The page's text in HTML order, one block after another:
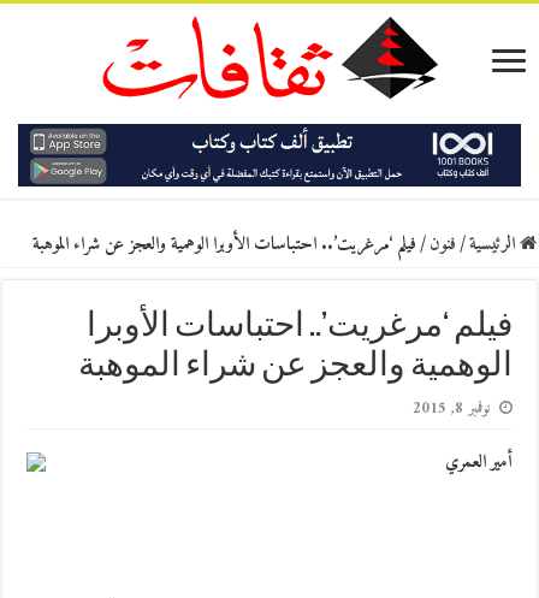
الرئيسية/فنون/فيلم ‘مرغريت’.. احتباسات الأوبرا الوهمية والعجز عن شراء الموهبة
فيلم ‘مرغريت’.. احتباسات الأوبرا
الوهمية والعجز عن شراء الموهبة
نوفمبر 8, 2015
أمير العمري